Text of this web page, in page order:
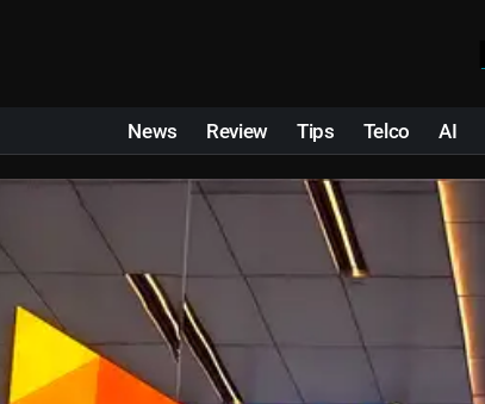
News Review Tips Telco AI